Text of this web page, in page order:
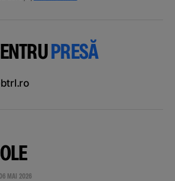
PRESĂ
MAI 2026